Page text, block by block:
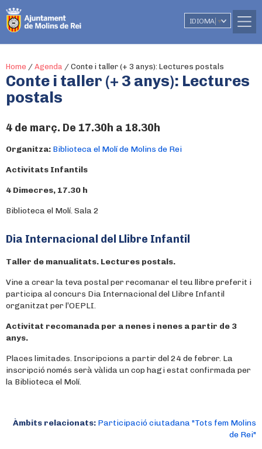
IDIOMA ▼
Home / Agenda / Conte i taller (+ 3 anys): Lectures postals
Conte i taller (+ 3 anys): Lectures
postals
4 de març. De 17.30h a 18.30h
Organitza: Biblioteca el Molí de Molins de Rei
Activitats Infantils
4 Dimecres, 17.30 h
Biblioteca el Molí. Sala 2
Dia Internacional del Llibre Infantil
Taller de manualitats. Lectures postals.
Vine a crear la teva postal per recomanar el teu llibre preferit i
participa al concurs Dia Internacional del Llibre Infantil
organitzat per l’OEPLI.
Activitat recomanada per a nenes i nenes a partir de 3
anys.
Places limitades. Inscripcions a partir del 24 de febrer. La
inscripció només serà vàlida un cop hagi estat confirmada per
la Biblioteca el Molí.
Àmbits relacionats: Participació ciutadana "Tots fem Molins
de Rei"